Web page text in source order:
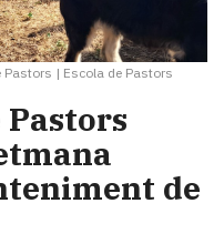
Pastors | Escola de Pastors
Pastors
de